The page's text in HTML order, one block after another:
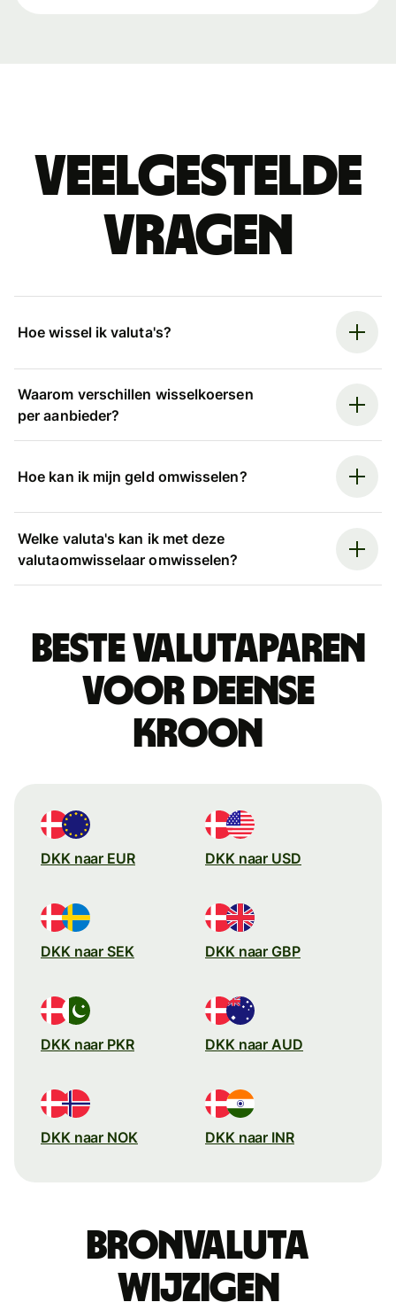
Veelgestelde
vragen
Hoe wissel ik valuta's?
Waarom verschillen wisselkoersen
per aanbieder?
Hoe kan ik mijn geld omwisselen?
Welke valuta's kan ik met deze
valutaomwisselaar omwisselen?
Beste valutaparen
voor Deense
kroon
DKK naar EUR DKK naar USD
DKK naar SEK DKK naar GBP
DKK naar PKR DKK naar AUD
DKK naar NOK DKK naar INR
Bronvaluta
wijzigen